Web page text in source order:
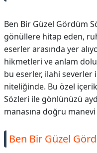
Ben Bir Güzel Gördüm
gönüllere hitap eden,
eserler arasında yer
hikmetleri ve anlam
bu eserler, ilahi
niteliğinde. Bu özel
Sözleri ile gönlünüzü
manasına doğru
Ben Bir Güzel